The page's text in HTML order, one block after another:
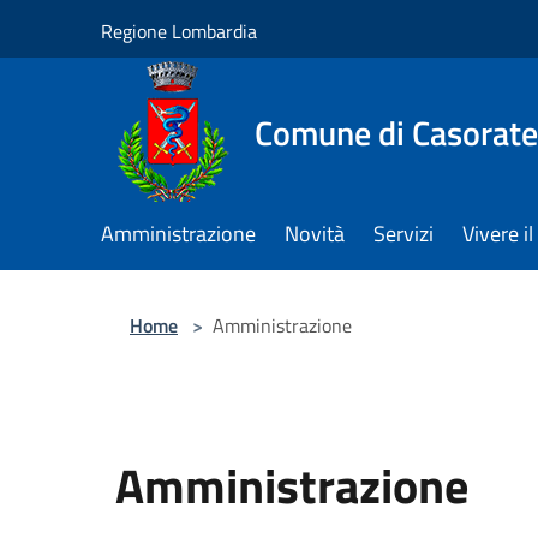
Regione Lombardia
Comune di
Amministrazione Novità Servizi Vivere
Home > Amministrazione
Amministrazione